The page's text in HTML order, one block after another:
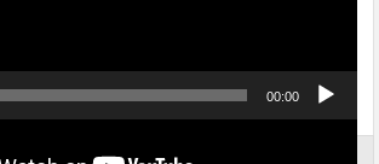
00:00